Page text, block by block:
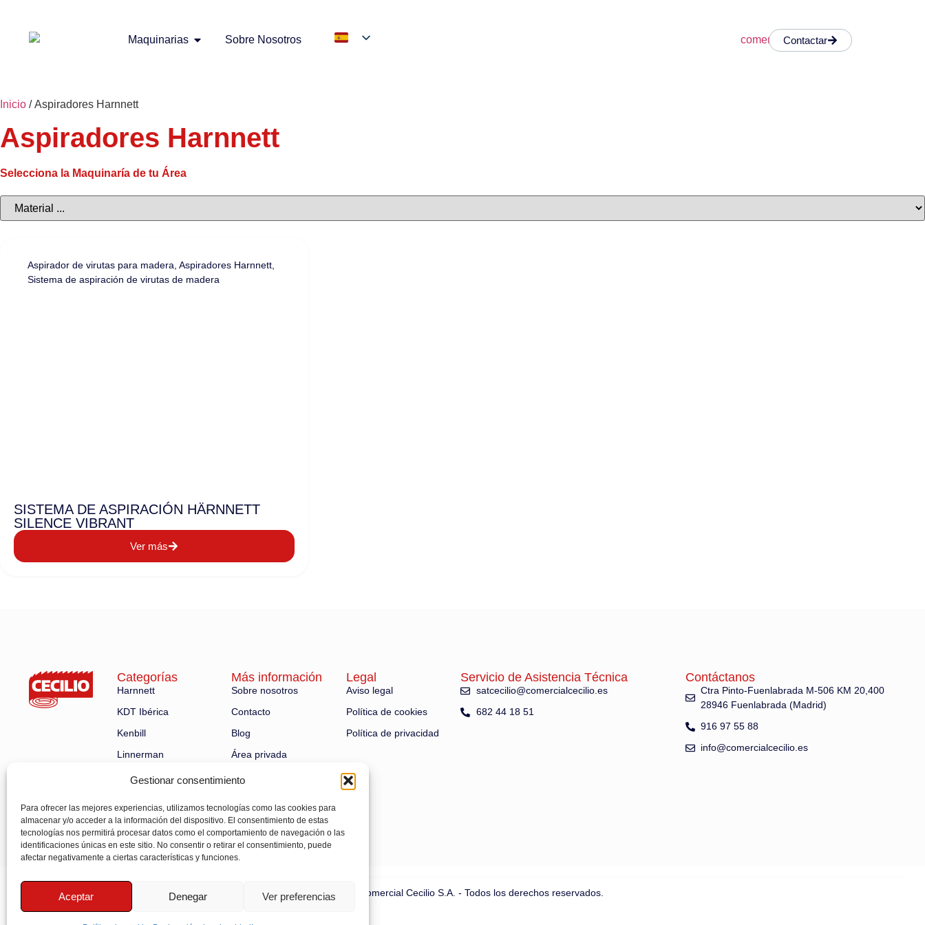
Gestionar consentimiento
Para ofrecer las mejores experiencias, utilizamos tecnologías como las cookies para
almacenar y/o acceder a la información del dispositivo. El consentimiento de estas
tecnologías nos permitirá procesar datos como el comportamiento de navegación o las
identificaciones únicas en este sitio. No consentir o retirar el consentimiento, puede
afectar negativamente a ciertas características y funciones.
Aceptar Denegar Ver preferencias
Maquinarias Sobre Nosotros Contactar
Inicio / Aspiradores Harnnett
Aspiradores Harnnett
Selecciona la Maquinaría de tu Área
Aspirador de virutas para madera Aspiradores Harnnett
Sistema de aspiración de virutas de madera
SISTEMA DE ASPIRACIÓN HÄRNNETT
SILENCE VIBRANT
Ver más
Categorías
Harnnett
KDT Ibérica
Kenbill
Linnerman
Robland
Más información
Sobre nosotros
Contacto
Blog
Área privada
Legal
Aviso legal
Política de cookies
Política de privacidad
Servicio de Asistencia Técnica
satcecilio@comercialcecilio.es
682 44 18 51
Contáctanos
Ctra Pinto-Fuenlabrada M-506 KM 20,400
28946 Fuenlabrada (Madrid)
916 97 55 88
info@comercialcecilio.es
© 2025 Comercial Cecilio S.A. - Todos los derechos reservados.